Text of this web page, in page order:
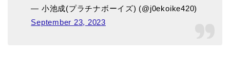
— 小池成(プラチナボーイズ) (@j0ekoike420)
September 23, 2023